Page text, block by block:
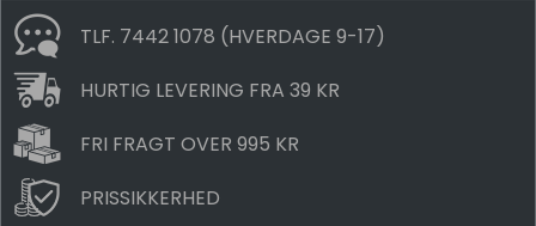
TLF. 7442 1078 (HVERDAGE 9-17)
HURTIG LEVERING FRA 39 KR
FRI FRAGT OVER 995 KR
PRISSIKKERHED